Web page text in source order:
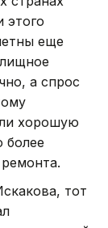
этого
еще
а спрос
хорошую
более
тот